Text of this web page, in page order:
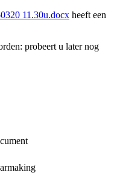
11.30u.docx heeft een
probeert u later nog